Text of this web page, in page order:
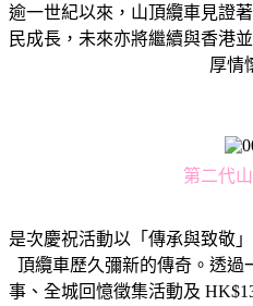
逾一世紀以來，山頂纜車見證
民成長，未來亦將繼續與香港
厚情
第二代
是次慶祝活動以「傳承與致敬
頂纜車歷久彌新的傳奇。透
事、全城回憶徵集活動及